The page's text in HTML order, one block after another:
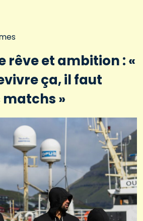
rêve et ambition : «
ça, il faut
»